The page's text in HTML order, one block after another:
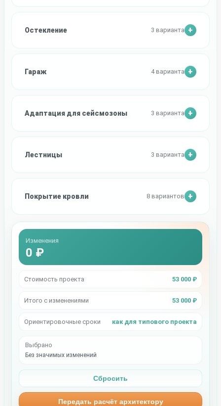
Остекление 3 варианта
Гараж 4 варианта
Адаптация для сейсмозоны 3 варианта
Лестницы 3 варианта
Покрытие кровли 8 вариантов
Изменения
0 ₽
Стоимость проекта 53 000 ₽
Итого с изменениями 53 000 ₽
Ориентировочные сроки как для типового проекта
Выбрано
Без значимых изменений
Сбросить
Передать расчёт архитектору